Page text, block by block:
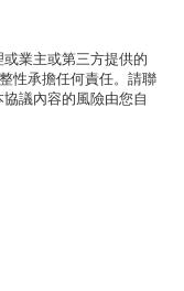
業主或第三方提供的
性承擔任何責任。請聯
議內容的風險由您自